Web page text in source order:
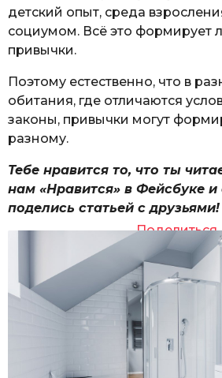
детский опыт, среда
социумом. Всё это формирует
привычки.
Поэтому естественно, что в
обитания, где отличаются
законы, привычки могут
разному.
Тебе нравится то, что ты
нам «Нравится» в Фейсбуке и
поделись статьей с друзьями!
Поделиться